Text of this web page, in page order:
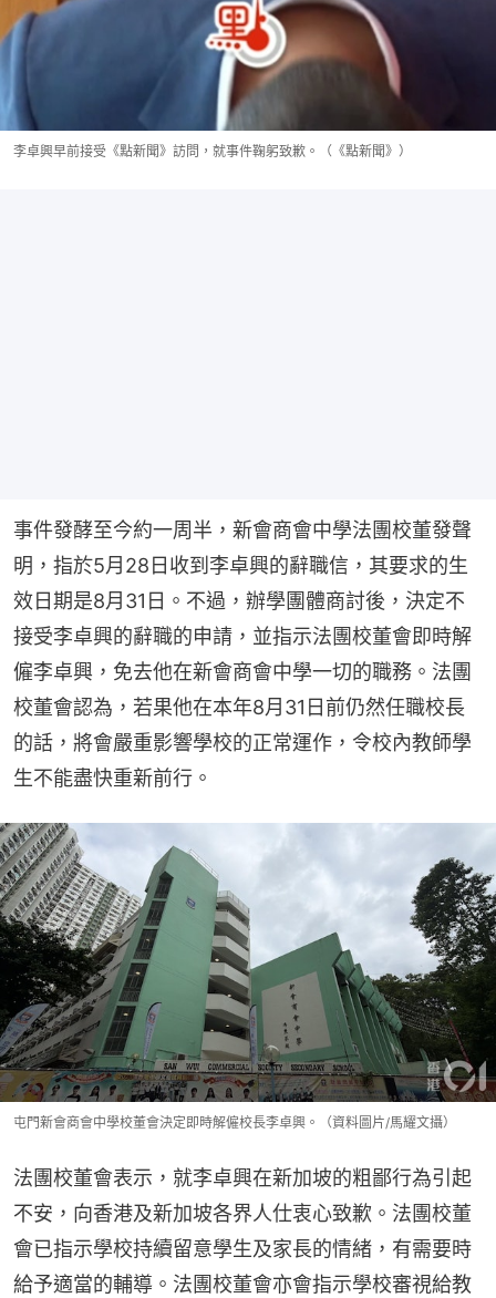
李卓興早前接受《點新聞》訪問，就事件鞠躬致歉。（《點新聞》）
事件發酵至今約一周半，新會商會中學法團校董發聲
明，指於5月28日收到李卓興的辭職信，其要求的生
效日期是8月31日。不過，辦學團體商討後，決定不
接受李卓興的辭職的申請，並指示法團校董會即時解
僱李卓興，免去他在新會商會中學一切的職務。法團
校董會認為，若果他在本年8月31日前仍然任職校長
的話，將會嚴重影響學校的正常運作，令校內教師學
生不能盡快重新前行。
屯門新會商會中學校董會決定即時解僱校長李卓興。（資料圖片/馬耀文攝）
法團校董會表示，就李卓興在新加坡的粗鄙行為引起
不安，向香港及新加坡各界人仕衷心致歉。法團校董
會已指示學校持續留意學生及家長的情緒，有需要時
給予適當的輔導。法團校董會亦會指示學校審視給教